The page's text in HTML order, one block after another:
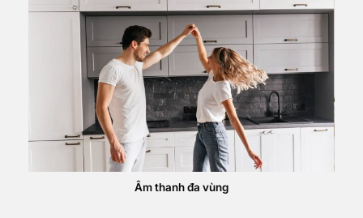
Âm thanh đa vùng